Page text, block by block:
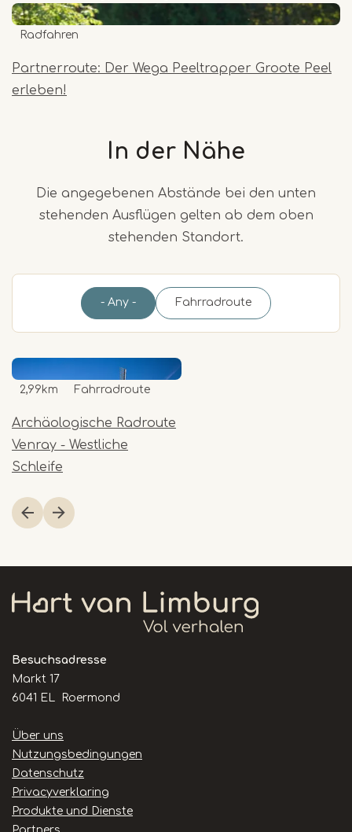
Partnerroute: Der Wega Peeltrapper Groote Peel
erleben!
Radfahren
In der Nähe
Die angegebenen Abstände bei den unten
stehenden Ausflügen gelten ab dem oben
stehenden Standort.
- Any - Fahrradroute
Archäologische Radroute
Venray - Westliche
Schleife
2,99km Fahrradroute
1
of
Besuchsadresse
Markt 17
6041 EL Roermond
Handige
links
Über uns
Nutzungsbedingungen
Datenschutz
Privacyverklaring
Produkte und Dienste